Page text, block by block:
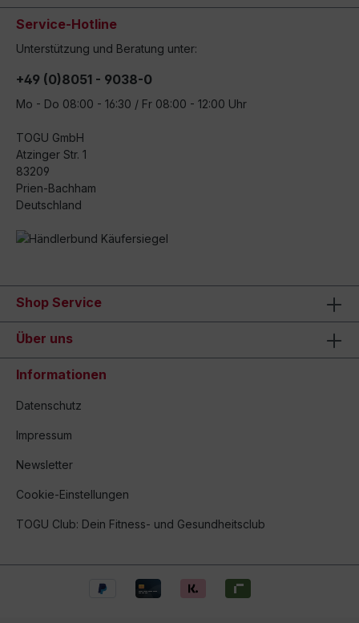
Service-Hotline
Unterstützung und Beratung unter:
+49 (0)8051 - 9038-0
Mo - Do 08:00 - 16:30 / Fr 08:00 - 12:00 Uhr
TOGU GmbH
Atzinger Str. 1
83209
Prien-Bachham
Deutschland
Shop Service
Über uns
Informationen
Datenschutz
Impressum
Newsletter
Cookie-Einstellungen
TOGU Club: Dein Fitness- und Gesundheitsclub